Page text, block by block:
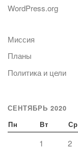
WordPress.org
Миссия
Планы
Политика и цели
СЕНТЯБРЬ 2020
Пн Вт Ср
1 2